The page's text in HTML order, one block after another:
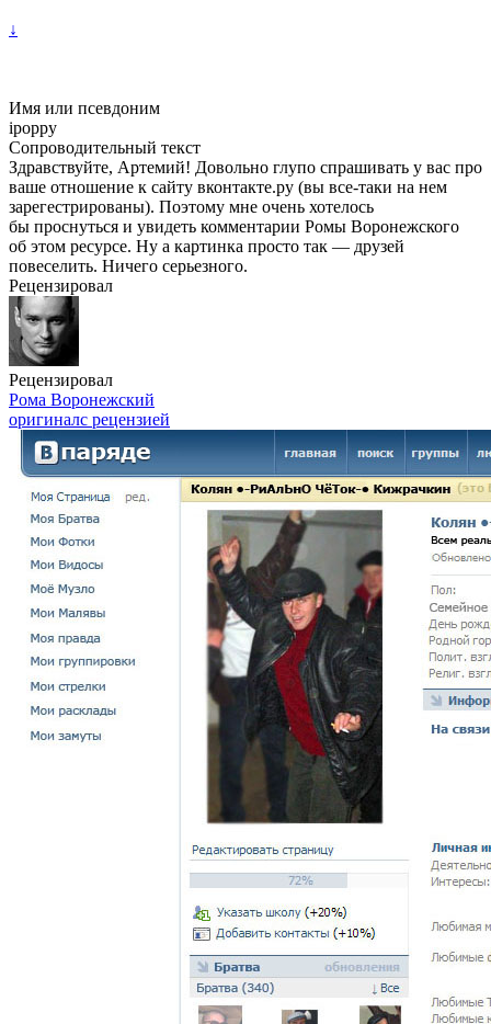
↓
Имя или псевдоним
ipoppy
Сопроводительный текст
Здравствуйте, Артемий! Довольно глупо спрашивать у вас про
ваше отношение к сайту вконтакте.ру (вы все-таки на нем
зарегестрированы). Поэтому мне очень хотелось
бы проснуться и увидеть комментарии Ромы Воронежского
об этом ресурсе. Ну а картинка просто так — друзей
повеселить. Ничего серьезного.
Рецензировал
Рецензировал
Рома Воронежский
оригиналс рецензией